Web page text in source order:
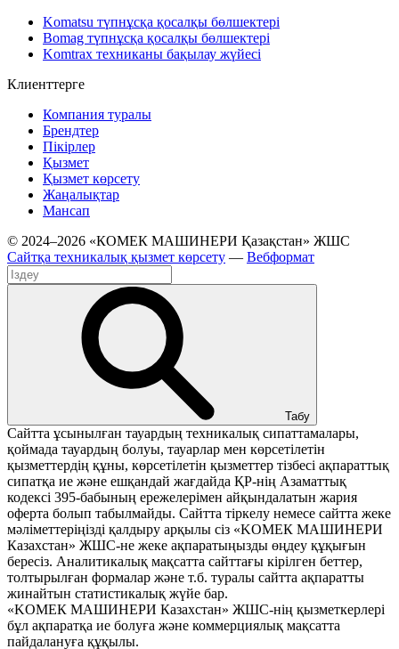
Komatsu түпнұсқа қосалқы бөлшектері
Bomag түпнұсқа қосалқы бөлшектері
Komtrax техниканы бақылау жүйесі
Клиенттерге
Компания туралы
Брендтер
Пікірлер
Қызмет
Қызмет көрсету
Жаңалықтар
Мансап
© 2024–2026 «КОМЕК МАШИНЕРИ Қазақстан» ЖШС
Сайтқа техникалық қызмет көрсету — Вебформат
Табу
Сайтта ұсынылған тауардың техникалық сипаттамалары,
қоймада тауардың болуы, тауарлар мен көрсетілетін
қызметтердің құны, көрсетілетін қызметтер тізбесі ақпараттық
сипатқа ие және ешқандай жағдайда ҚР-нің Азаматтық
кодексі 395-бабының ережелерімен айқындалатын жария
оферта болып табылмайды. Сайтта тіркелу немесе сайтта жеке
мәліметтеріңізді қалдыру арқылы сіз «KOМЕК МАШИНЕРИ
Казахстан» ЖШС-не жеке ақпаратыңызды өңдеу құқығын
бересіз. Аналитикалық мақсатта сайттағы кірілген беттер,
толтырылған формалар және т.б. туралы сайтта ақпаратты
жинайтын статистикалық жүйе бар.
«KOМЕК МАШИНЕРИ Казахстан» ЖШС-нің қызметкерлері
бұл ақпаратқа ие болуға және коммерциялық мақсатта
пайдалануға құқылы.